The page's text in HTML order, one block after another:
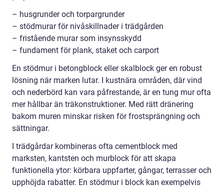
– husgrunder och torpargrunder
– stödmurar för nivåskillnader i trädgården
– fristående murar som insynsskydd
– fundament för plank, staket och carport
En stödmur i betongblock eller skalblock ger en robust
lösning när marken lutar. I kustnära områden, där vind
och nederbörd kan vara påfrestande, är en tung mur ofta
mer hållbar än träkonstruktioner. Med rätt dränering
bakom muren minskar risken för frostsprängning och
sättningar.
I trädgårdar kombineras ofta cementblock med
marksten, kantsten och murblock för att skapa
funktionella ytor: körbara uppfarter, gångar, terrasser och
upphöjda rabatter. En stödmur i block kan exempelvis